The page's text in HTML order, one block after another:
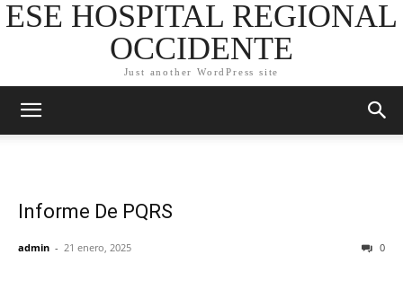
ESE HOSPITAL REGIONAL
OCCIDENTE
Just another WordPress site
Informe De PQRS
admin - 21 enero, 2025 0